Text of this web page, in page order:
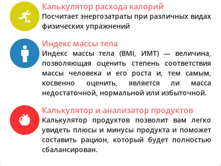
Калькулятор расхода калорий
Посчитает энергозатраты при различных видах
физических упражнений
Индекс массы тела
Индекс массы тела (BMI, ИМТ) — величина,
позволяющая оценить степень соответствия
массы человека и его роста и, тем самым,
косвенно оценить, является ли масса
недостаточной, нормальной или избыточной.
Калькулятор и анализатор продуктов
Калькулятор продуктов позволит вам легко
увидеть плюсы и минусы продукта и поможет
составить рацион, который будет полностью
сбалансирован.